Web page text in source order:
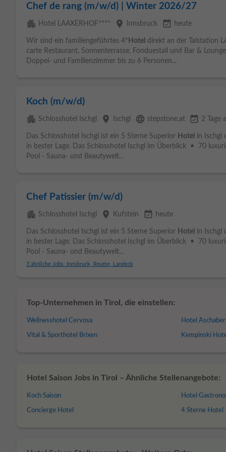
Chef de rang (m/w/d) | Winter 2026/27
apartment Hotel LAAXERHOF**** place Innsbruck event_available heute
Wir sind ein familiengeführtes 4* Hotel direkt an der Talstation
carte Restaurant, Sonnenterrasse, Fonduestall und Bar &
Doppel- und Familienzimmer bis zu 6 Personen...
Koch (m/w/d)
apartment Schlosshotel Ischgl place Ischgl language stepstone.at event_available 2 Tage
Das Schlosshotel Ischgl ist ein 5 Sterne Superior Hotel in Ischgl
in bester Lage. Das Schlosshotel Ischgl im Überblick • 70
Pool - Sauna- und Beautywelt...
Chef Patissier (m/w/d)
apartment Schlosshotel Ischgl place Kufstein event_available heute
Das Schlosshotel Ischgl ist ein 5 Sterne Superior Hotel in Ischgl
in bester Lage. Das Schlosshotel Ischgl im Überblick • 70
Pool - Sauna- und Beautywelt...
3 ähnliche Jobs: Innsbruck, Reutte, Landeck
Top-Unternehmen in Tirol, die einstellen:
Wellnesshotel Cervosa
Vital & Sporthotel Brixen
Hotel
Kempinski
Hotel Saison Jobs in Tirol – Ähnliche Stellenangebote:
Koch Saison
Concierge Hotel
Hotel
4 Sterne Hotel